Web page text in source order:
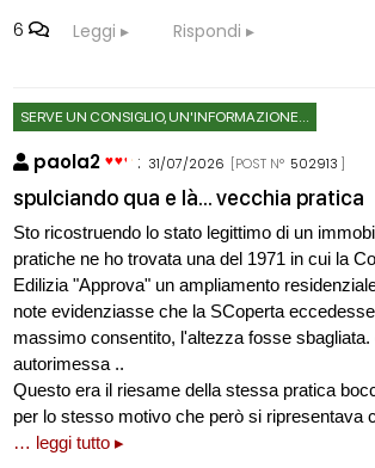
6 Leggi Rispondi
SERVE UN CONSIGLIO, UN'INFORMAZIONE...
paola2 : 31/07/2026 [POST N° 502913 ]
spulciando qua e là... vecchia pratica
Sto ricostruendo lo stato legittimo di un
pratiche ne ho trovata una del 1971 in cui la
Edilizia "Approva" un ampliamento
note evidenziasse che la SCoperta
massimo consentito, l'altezza fosse
autorimessa ..
Questo era il riesame della stessa pratica
per lo stesso motivo che però si ripresentava
… leggi tutto ▸